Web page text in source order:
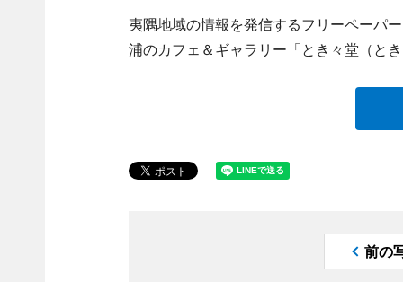
夷隅地域の情報を発信するフリーペーパ
浦のカフェ＆ギャラリー「とき々堂（と
前の